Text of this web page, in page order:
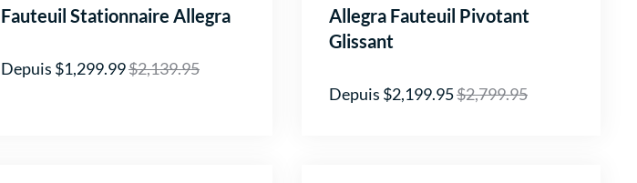
Fauteuil Stationnaire Allegra
Depuis $1,299.99$2,139.95
Allegra Fauteuil Pivotant
Glissant
Depuis $2,199.95$2,799.95